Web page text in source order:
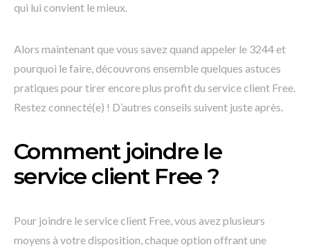
qui lui convient le mieux.
Alors maintenant que vous savez quand appeler le 3244 et
pourquoi le faire, découvrons ensemble quelques astuces
pratiques pour tirer encore plus profit du service client Free.
Restez connecté(e) ! D’autres conseils suivent juste après.
Comment joindre le
service client Free ?
Pour joindre le service client Free, vous avez plusieurs
moyens à votre disposition, chaque option offrant une